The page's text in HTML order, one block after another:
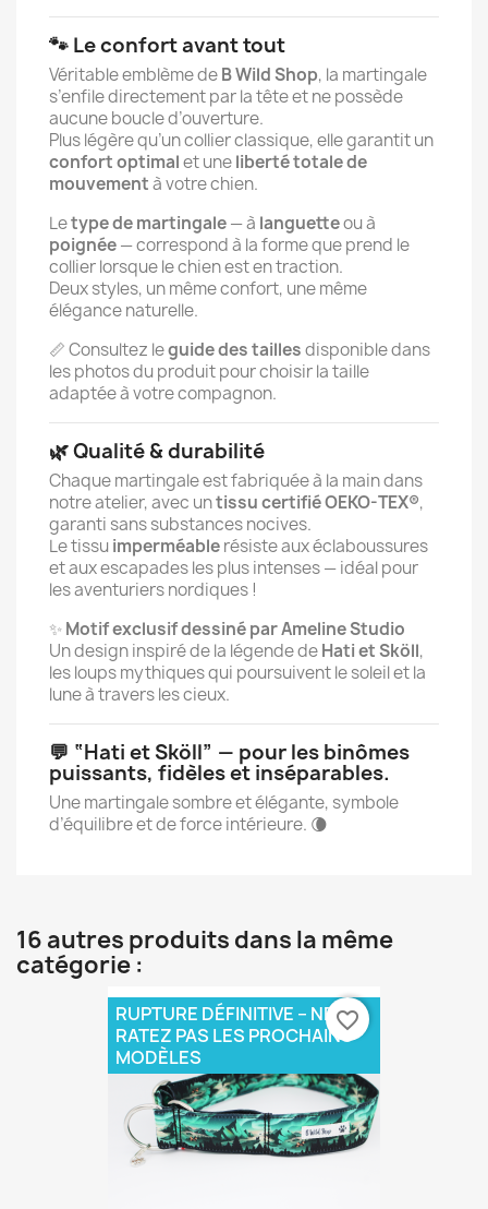
🐾 Le confort avant tout
Véritable emblème deB Wild Shop, la martingale
s’enfile directement par la tête et ne possède
aucune boucle d’ouverture.
Plus légère qu’un collier classique, elle garantit un
confort optimalet uneliberté totale de
mouvementà votre chien.
Letype de martingale— à languetteou à
poignée— correspond à la forme que prend le
collier lorsque le chien est en traction.
Deux styles, un même confort, une même
élégance naturelle.
📏 Consultez leguide des taillesdisponible dans
les photos du produit pour choisir la taille
adaptée à votre compagnon.
🌿 Qualité & durabilité
Chaque martingale est fabriquée à la main dans
notre atelier, avec untissu certifié OEKO-TEX®,
garanti sans substances nocives.
Le tissuimperméablerésiste aux éclaboussures
et aux escapades les plus intenses — idéal pour
les aventuriers nordiques !
✨Motif exclusif dessiné par Ameline Studio
Un design inspiré de la légende deHati et Sköll,
les loups mythiques qui poursuivent le soleil et la
lune à travers les cieux.
💬 “Hati et Sköll” — pour les binômes
puissants, fidèles et inséparables.
Une martingale sombre et élégante, symbole
d’équilibre et de force intérieure. 🌘
16 autres produits dans la même
catégorie :
RUPTURE DÉFINITIVE – NE
RATEZ PAS LES PROCHAINS
MODÈLES
favorite_border